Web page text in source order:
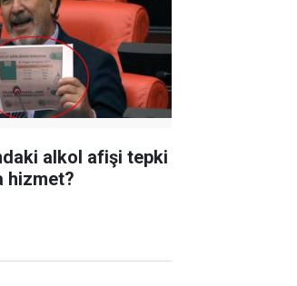
alkol afişi tepki
hizmet?